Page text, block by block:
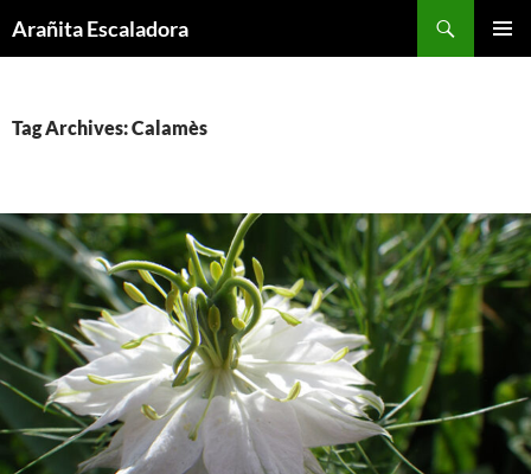
toArañita Escaladora
Tag Archives: Calamès